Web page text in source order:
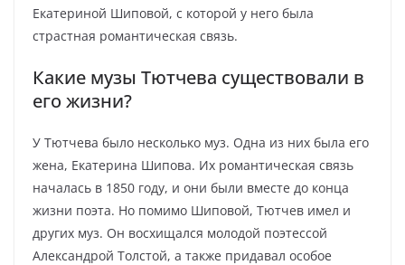
Екатериной Шиповой, с которой у него была
страстная романтическая связь.
Какие музы Тютчева существовали в
его жизни?
У Тютчева было несколько муз. Одна из них была его
жена, Екатерина Шипова. Их романтическая связь
началась в 1850 году, и они были вместе до конца
жизни поэта. Но помимо Шиповой, Тютчев имел и
других муз. Он восхищался молодой поэтессой
Александрой Толстой, а также придавал особое